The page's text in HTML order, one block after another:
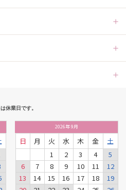
休業日です。
2026年9月
日 月 火 水 木 金
土
1
2 3 4
5
6
7 8 9 10 11
12
13
14 15 16 17 18
19